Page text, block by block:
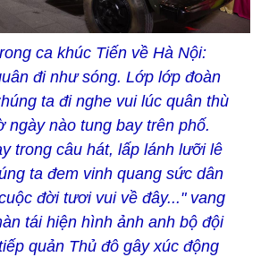
ca khúc Tiến về Hà Nội:
đi như sóng. Lớp lớp đoàn
ta đi nghe vui lúc quân thù
ngày nào tung bay trên phố.
trong câu hát, lấp lánh lưỡi lê
ta đem vinh quang sức dân
đời tươi vui về đây..." vang
tái hiện hình ảnh anh bộ đội
quản Thủ đô gây xúc động